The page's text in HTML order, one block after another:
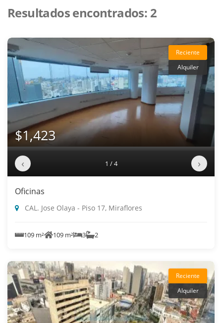
Resultados encontrados: 2
Reciente
Alquiler
$1,423
‹ 1 / 4 ›
Oficinas
CAL. Jose Olaya - Piso 17, Miraflores
109 m² 109 m² 3 2
Reciente
Alquiler